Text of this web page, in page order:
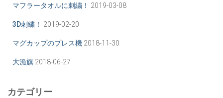
マフラータオルに刺繍！ 2019-03-08
3D刺繍！ 2019-02-20
マグカップのプレス機 2018-11-30
大漁旗 2018-06-27
カテゴリー